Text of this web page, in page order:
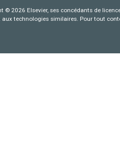
© 2026 Elsevier, ses concédants de
technologies similaires. Pour tout